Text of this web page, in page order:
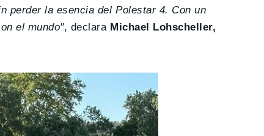
perder la esencia del Polestar 4. Con un
el mundo", declara Michael Lohscheller,